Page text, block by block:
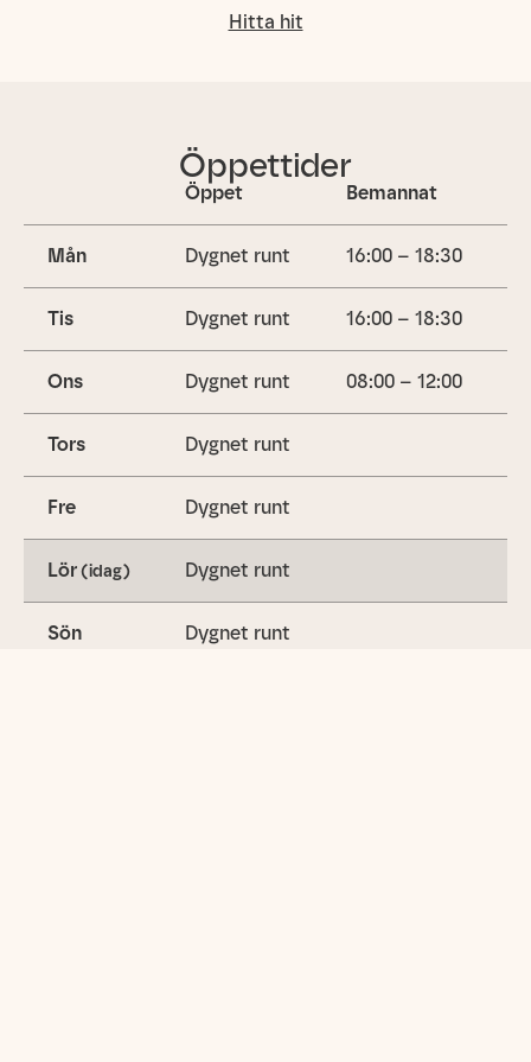
Hitta hit
Öppettider
Öppet Bemannat
Mån Dygnet runt 16:00 – 18:30
Tis Dygnet runt 16:00 – 18:30
Ons Dygnet runt 08:00 – 12:00
Tors Dygnet runt
Fre Dygnet runt
Lör(idag) Dygnet runt
Sön Dygnet runt